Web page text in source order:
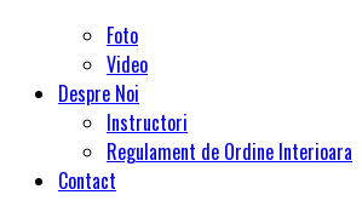
Foto
Video
Despre Noi
Instructori
Regulament de Ordine Interioara
Contact